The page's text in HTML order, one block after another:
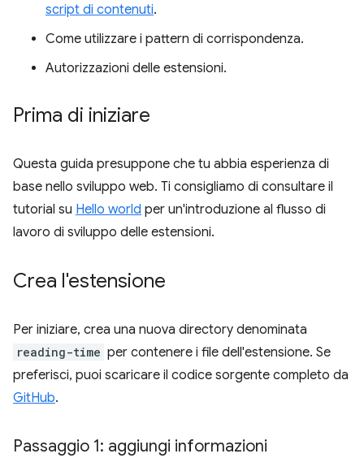
script di contenuti.
Come utilizzare i pattern di corrispondenza.
Autorizzazioni delle estensioni.
Prima di iniziare
Questa guida presuppone che tu abbia esperienza di
base nello sviluppo web. Ti consigliamo di consultare il
tutorial su Hello world per un'introduzione al flusso di
lavoro di sviluppo delle estensioni.
Crea l'estensione
Per iniziare, crea una nuova directory denominata
reading-time per contenere i file dell'estensione. Se
preferisci, puoi scaricare il codice sorgente completo da
GitHub.
Passaggio 1: aggiungi informazioni